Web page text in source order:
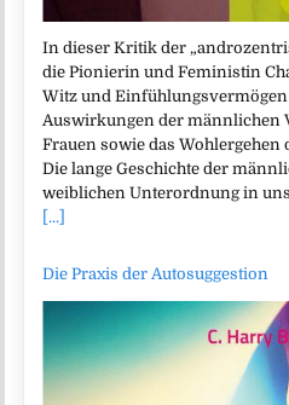
In dieser Kritik der
die Pionierin und Feministin
Witz und
Auswirkungen der männlichen
Frauen sowie das Wohlergehen
Die lange Geschichte der
weiblichen Unterordnung in
[...]
Die Praxis der Autosuggestion